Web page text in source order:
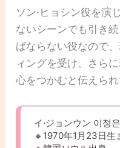
ソン·ヒョシン役を演
ないシーンでも引き
ばならない役なので
ィングを受け、さら
心をつかむと伝えられ
イ·ジョンウン 이정은
🔸1970年1月23日生